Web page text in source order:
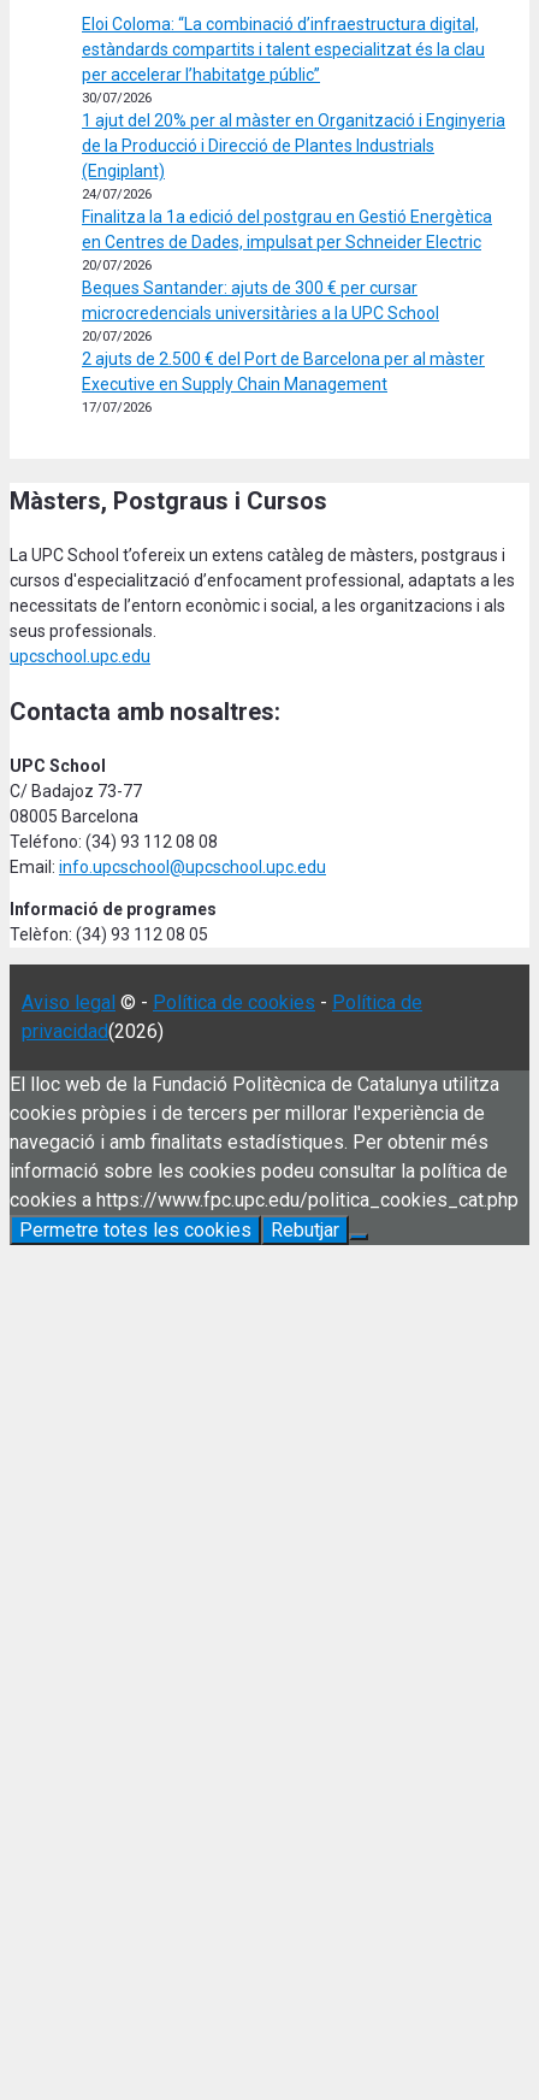
Eloi Coloma: “La combinació d’infraestructura digital,
estàndards compartits i talent especialitzat és la clau
per accelerar l’habitatge públic”
30/07/2026
1 ajut del 20% per al màster en Organització i Enginyeria
de la Producció i Direcció de Plantes Industrials
(Engiplant)
24/07/2026
Finalitza la 1a edició del postgrau en Gestió Energètica
en Centres de Dades, impulsat per Schneider Electric
20/07/2026
Beques Santander: ajuts de 300 € per cursar
microcredencials universitàries a la UPC School
20/07/2026
2 ajuts de 2.500 € del Port de Barcelona per al màster
Executive en Supply Chain Management
17/07/2026
Màsters, Postgraus i Cursos
La UPC School t’ofereix un extens catàleg de màsters, postgraus i
cursos d'especialització d’enfocament professional, adaptats a les
necessitats de l’entorn econòmic i social, a les organitzacions i als
seus professionals.
upcschool.upc.edu
Contacta amb nosaltres:
UPC School
C/ Badajoz 73-77
08005 Barcelona
Teléfono: (34) 93 112 08 08
Email: info.upcschool@upcschool.upc.edu
Informació de programes
Telèfon: (34) 93 112 08 05
Aviso legal © - Política de cookies - Política de
privacidad(2026)
El lloc web de la Fundació Politècnica de Catalunya utilitza
cookies pròpies i de tercers per millorar l'experiència de
navegació i amb finalitats estadístiques. Per obtenir més
informació sobre les cookies podeu consultar la política de
cookies a https://www.fpc.upc.edu/politica_cookies_cat.php
Permetre totes les cookies
Rebutjar